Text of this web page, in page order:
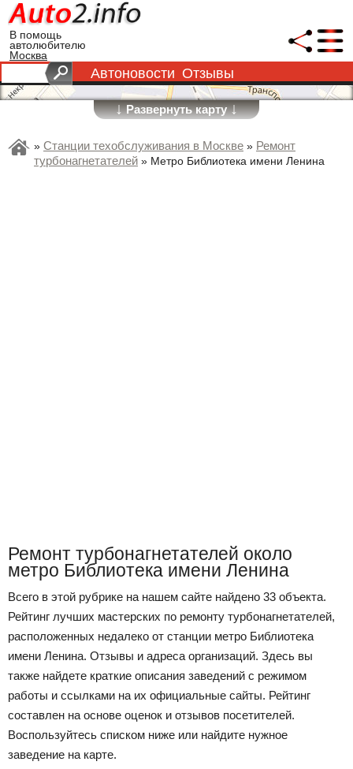
В помощь
автолюбителю
Москва
Автоновости Отзывы
↓Развернуть карту↓
» Станции техобслуживания в Москве » Ремонт
турбонагнетателей » Метро Библиотека имени Ленина
Ремонт турбонагнетателей около
метро Библиотека имени Ленина
Всего в этой рубрике на нашем сайте найдено 33 объекта.
Рейтинг лучших мастерских по ремонту турбонагнетателей,
расположенных недалеко от станции метро Библиотека
имени Ленина. Отзывы и адреса организаций. Здесь вы
также найдете краткие описания заведений с режимом
работы и ссылками на их официальные сайты. Рейтинг
составлен на основе оценок и отзывов посетителей.
Воспользуйтесь списком ниже или найдите нужное
заведение на карте.